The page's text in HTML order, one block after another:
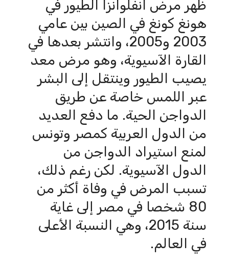
ظهر مرض انفلوانزا الطيور في
هونغ كونغ في الصين بين عامي
2003 و2005، وانتشر بعدها في
القارة الآسيوية، وهو مرض معد
يصيب الطيور وينتقل إلى البشر
عبر اللمس خاصة عن طريق
الدواجن الحية. ما دفع العديد
من الدول العربية كمصر وتونس
لمنع استيراد الدواجن من
الدول الآسيوية. لكن رغم ذلك،
تسبب المرض في وفاة أكثر من
80 شخصا في مصر إلى غاية
سنة 2015، وهي النسبة الأعلى
في العالم.